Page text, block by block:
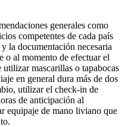
generales como
competentes de cada país
la documentación necesaria
o al momento de efectuar el
mascarillas o tapabocas
en general dura más de dos
utilizar el check-in de
de anticipación al
equipaje de mano liviano que